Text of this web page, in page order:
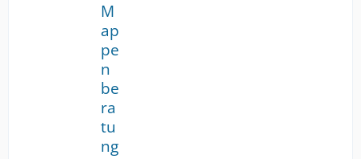
M
ap
pe
n
be
ra
tu
ng